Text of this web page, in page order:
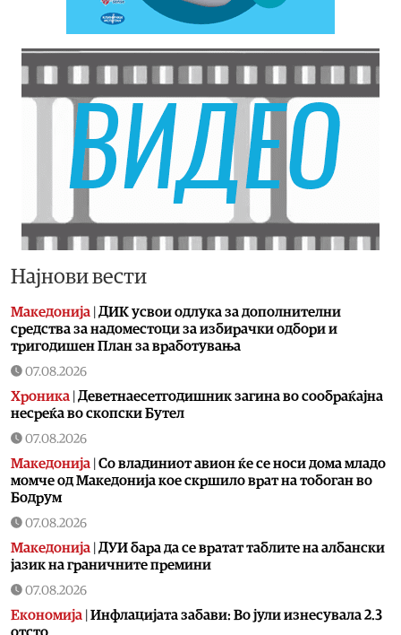
Најнови вести
Македонија ДИК усвои одлука за дополнителни
средства за надоместоци за избирачки одбори и
тригодишен План за вработувања
07.08.2026
Хроника Деветнаесетгодишник загина во сообраќајна
несреќа во скопски Бутел
07.08.2026
Македонија Со владиниот авион ќе се носи дома младо
момче од Македонија кое скршило врат на тобоган во
Бодрум
07.08.2026
Македонија ДУИ бара да се вратат таблите на албански
јазик на граничните премини
07.08.2026
Економија Инфлацијата забави: Во јули изнесувала 2.3
отсто